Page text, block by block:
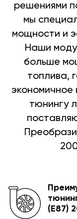
решениями
мы
мощности и
Наши
больше
топлива,
тюнингу
(E87)